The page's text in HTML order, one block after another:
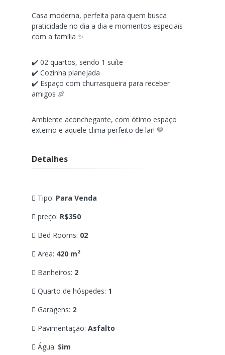
Casa moderna, perfeita para quem busca
praticidade no dia a dia e momentos especiais
com a família ✨
✔️ 02 quartos, sendo 1 suíte
✔️ Cozinha planejada
✔️ Espaço com churrasqueira para receber
amigos 🍖
Ambiente aconchegante, com ótimo espaço
externo e aquele clima perfeito de lar! 💛
Detalhes
Tipo: Para Venda
preço: R$350
Bed Rooms: 02
Area: 420 m²
Banheiros: 2
Quarto de hóspedes: 1
Garagens: 2
Pavimentação: Asfalto
Água: Sim